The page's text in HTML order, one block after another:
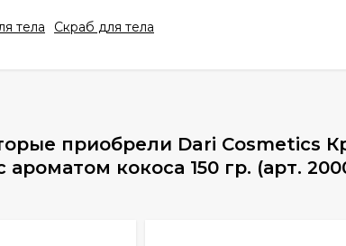
тела Скраб для тела
приобрели Dari Cosmetics
ароматом кокоса 150 гр. (арт.